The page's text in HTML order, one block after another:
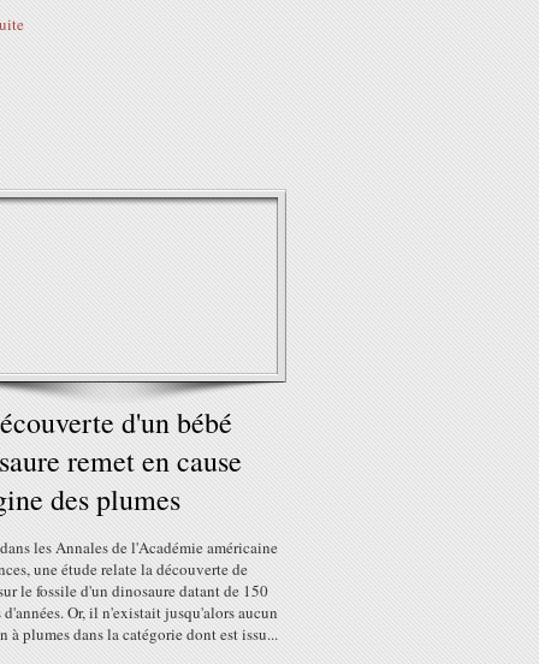
d'un bébé
remet en cause
des plumes
les Annales de l'Académie américaine
une étude relate la découverte de
le fossile d'un dinosaure datant de 150
Or, il n'existait jusqu'alors aucun
à plumes dans la catégorie dont est issu...